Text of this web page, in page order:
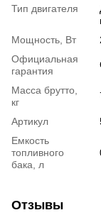
Тип двигателя
Мощность, Вт
Официальная
гарантия
Масса брутто,
кг
Артикул
Емкость
топливного
бака, л
Отзывы